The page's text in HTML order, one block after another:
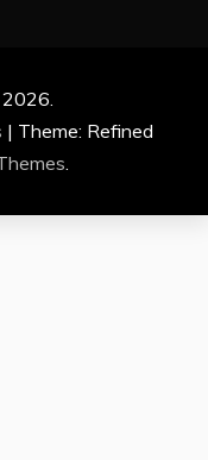
| Theme: Refined